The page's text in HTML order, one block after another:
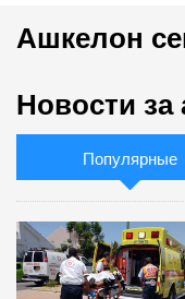
Ашкелон
Новости за
Популярные